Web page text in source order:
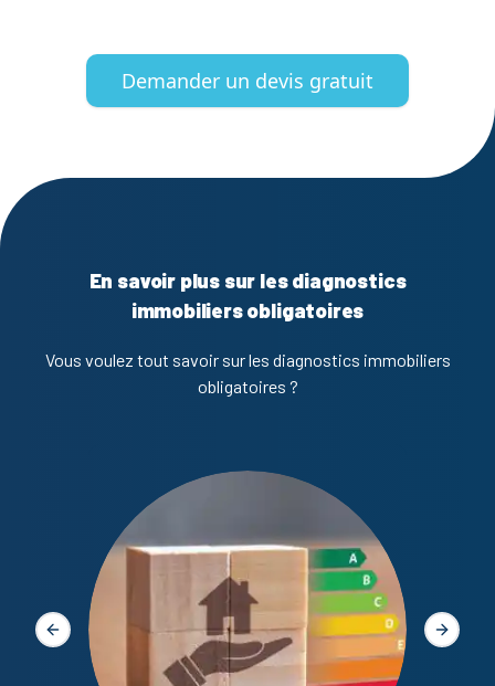
Demander un devis gratuit
En savoir plus sur les diagnostics
immobiliers obligatoires
Vous voulez tout savoir sur les diagnostics immobiliers
obligatoires ?
Slide précédente Slide